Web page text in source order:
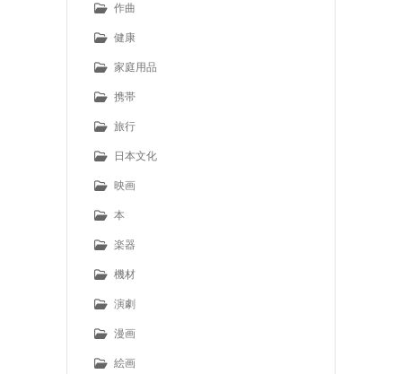
作曲
健康
家庭用品
携帯
旅行
日本文化
映画
本
楽器
機材
演劇
漫画
絵画